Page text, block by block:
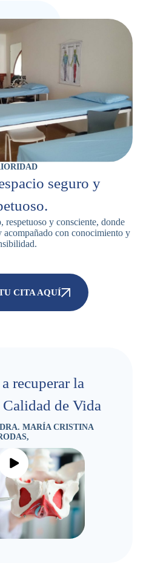
seguro y
respetuoso y consciente, donde
acompañado con conocimiento y
CITA AQUÍ
recuperar la
de Vida
MARÍA CRISTINA